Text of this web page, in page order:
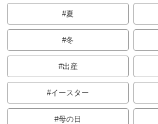
夏
冬
出産
イースター
母の日